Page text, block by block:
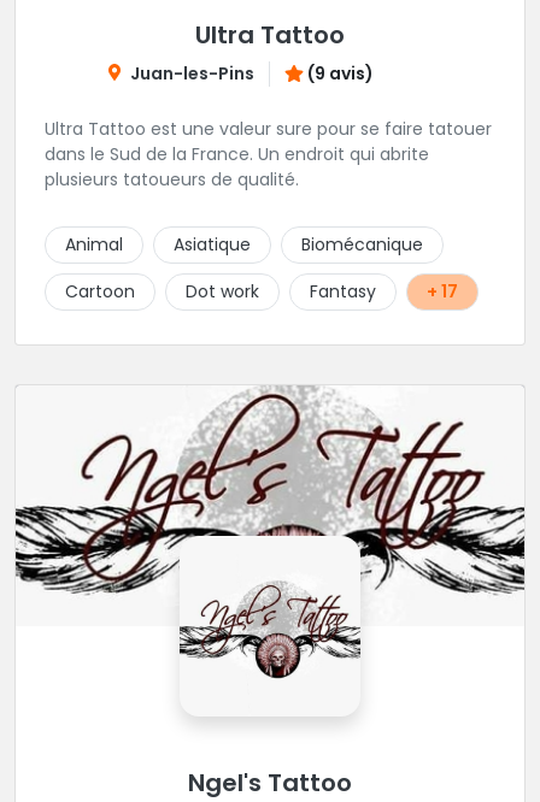
Ultra Tattoo
Juan-les-Pins (9 avis)
Ultra Tattoo est une valeur sure pour se faire tatouer
dans le Sud de la France. Un endroit qui abrite
plusieurs tatoueurs de qualité.
Animal Asiatique
Biomécanique
Cartoon
Dot work Fantasy + 17
Ngel's Tattoo